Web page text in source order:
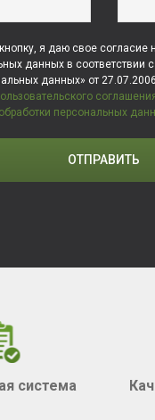
я даю свое согласие
данных в соответствии
данных» от
персональных
ОТПРАВИТЬ
система